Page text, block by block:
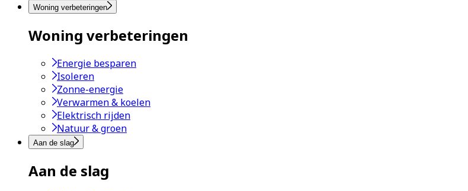
Woning verbeteringen
Woning verbeteringen
Energie besparen
Isoleren
Zonne-energie
Verwarmen & koelen
Elektrisch rijden
Natuur & groen
Aan de slag
Aan de slag